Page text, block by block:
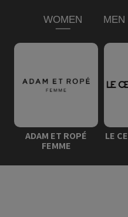
WOMEN MEN
ADAM ET ROPÉ
FEMME
LE